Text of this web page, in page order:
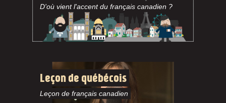
D'où vient l'accent du français canadien ?
Leçon de québécois
Leçon de français canadien